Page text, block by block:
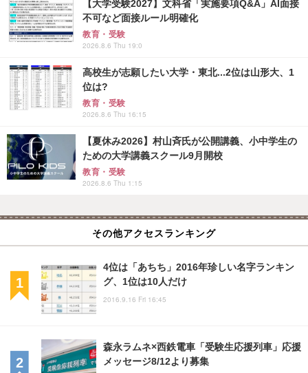
【大学受験2027】文科省「実施要項Q&A」AI面接
不可など面接ルール明確化
教育・受験
2026.8.6 Thu 19:0
高校生が志願したい大学・東北...2位は山形大、1
位は?
教育・受験
2026.8.6 Thu 16:15
【夏休み2026】村山斉氏が公開講義、小中学生の
ための大学講義スクール9月開校
教育・受験
2026.8.6 Thu 1:15
その他アクセスランキング
4位は「あちち」2016年珍しい名字ランキン
グ、1位は10人だけ
2016.9.16 Fri 16:45
森永ラムネ×西鉄電車「受験生応援列車」応援
メッセージ8/12より募集